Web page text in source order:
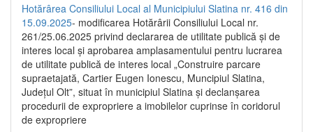
Hotărârea Consiliului Local al Municipiului Slatina nr. 416 din
15.09.2025- modificarea Hotărârii Consiliului Local nr.
261/25.06.2025 privind declararea de utilitate publică și de
interes local și aprobarea amplasamentului pentru lucrarea
de utilitate publică de interes local „Construire parcare
supraetajată, Cartier Eugen Ionescu, Muncipiul Slatina,
Județul Olt”, situat în municipiul Slatina și declanșarea
procedurii de expropriere a imobilelor cuprinse în coridorul
de expropriere